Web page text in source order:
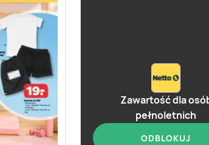
Zawartość dla
pełnoletnich
ODBLOKUJ